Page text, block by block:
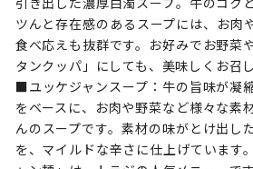
ツんと存在感のあるスープには、お肉
食べ応えも抜群です。お好みでお野菜
タンクッパ」にしても、美味しくお召
■ユッケジャンスープ：牛の旨味が凝
をベースに、お肉や野菜など様々な素
んのスープです。素材の味がとけ出し
を、マイルドな辛さに仕上げています